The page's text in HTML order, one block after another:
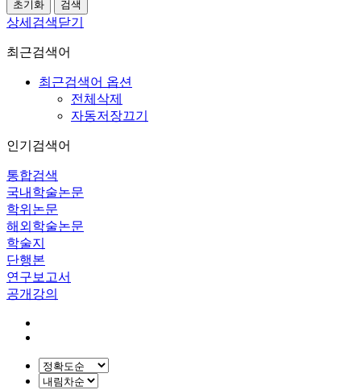
상세검색닫기
최근검색어
최근검색어 옵션
전체삭제
자동저장끄기
인기검색어
통합검색
국내학술논문
학위논문
해외학술논문
학술지
단행본
연구보고서
공개강의